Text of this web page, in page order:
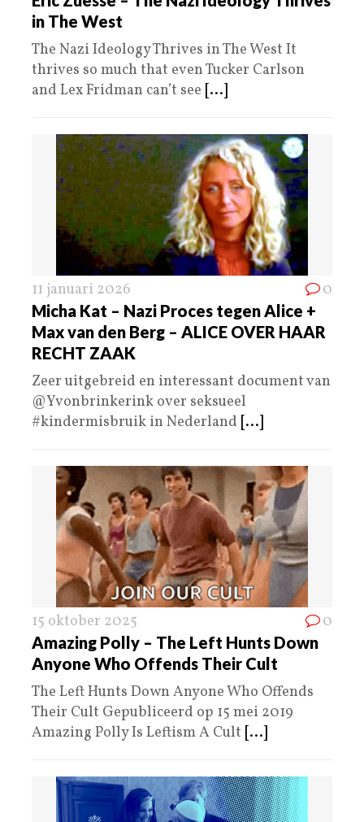
in The West
The Nazi Ideology Thrives in The West It
thrives so much that even Tucker Carlson
and Lex Fridman can’t see [...]
11 januari 2026 0
Micha Kat – Nazi Proces tegen Alice +
Max van den Berg – ALICE OVER HAAR
RECHT ZAAK
Zeer uitgebreid en interessant document van
@Yvonbrinkerink over seksueel
#kindermisbruik in Nederland [...]
15 oktober 2025 0
Amazing Polly – The Left Hunts Down
Anyone Who Offends Their Cult
The Left Hunts Down Anyone Who Offends
Their Cult Gepubliceerd op 15 mei 2019
Amazing Polly Is Leftism A Cult [...]